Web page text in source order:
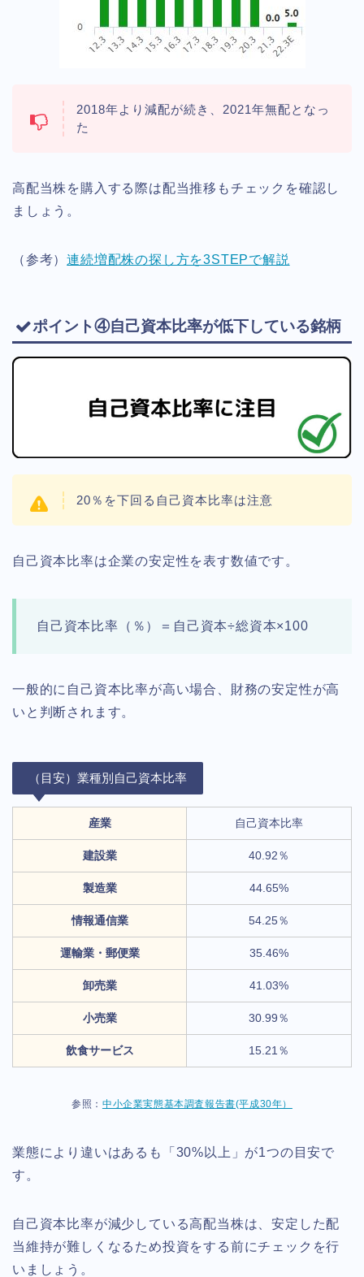
2018年より減配が続き、2021年無配となっ
た
高配当株を購入する際は配当推移もチェックを確認し
ましょう。
（参考）連続増配株の探し方を3STEPで解説
ポイント④自己資本比率が低下している銘柄
20％を下回る自己資本比率は注意
自己資本比率は企業の安定性を表す数値です。
自己資本比率（％）＝自己資本÷総資本×100
一般的に自己資本比率が高い場合、財務の安定性が高
いと判断されます。
（目安）業種別自己資本比率
産業 自己資本比率
建設業 40.92％
製造業 44.65%
情報通信業 54.25％
運輸業・郵便業 35.46%
卸売業 41.03%
小売業 30.99％
飲食サービス 15.21％
参照： 中小企業実態基本調査報告書(平成30年）
業態により違いはあるも「30%以上」が1つの目安で
す。
自己資本比率が減少している高配当株は、安定した配
当維持が難しくなるため投資をする前にチェックを行
いましょう。